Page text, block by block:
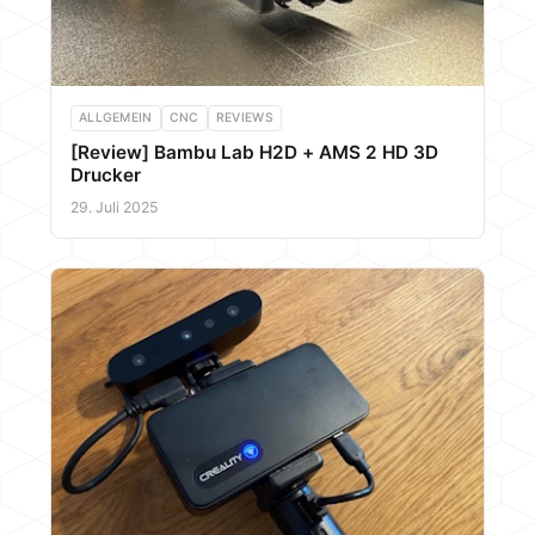
ALLGEMEIN CNC REVIEWS
[Review] Bambu Lab H2D + AMS 2 HD 3D
Drucker
29. Juli 2025